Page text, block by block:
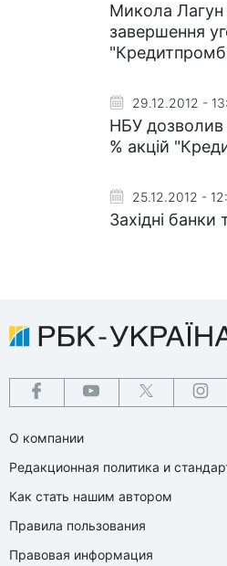
Микола Лагун
завершення
29.12.2012 -
НБУ дозволив
% акцій
25.12.2012 -
Західні банки
О компании
Редакционная политика и
Как стать нашим автором
Правила пользования
Правовая информация